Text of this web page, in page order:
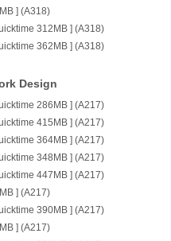
] (A318)
312MB ] (A318)
362MB ] (A318)
Design
286MB ] (A217)
415MB ] (A217)
364MB ] (A217)
348MB ] (A217)
447MB ] (A217)
] (A217)
390MB ] (A217)
] (A217)